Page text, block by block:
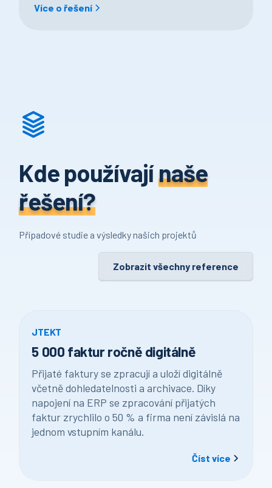
Více o řešení
Kde používajínaše
řešení?
Případové studie a výsledky našich projektů
Zobrazit všechny reference
JTEKT
5 000 faktur ročně digitálně
Přijaté faktury se zpracují a uloží digitálně
včetně dohledatelnosti a archivace. Díky
napojení na ERP se zpracování přijatých
faktur zrychlilo o 50 % a firma není závislá na
jednom vstupním kanálu.
Číst více